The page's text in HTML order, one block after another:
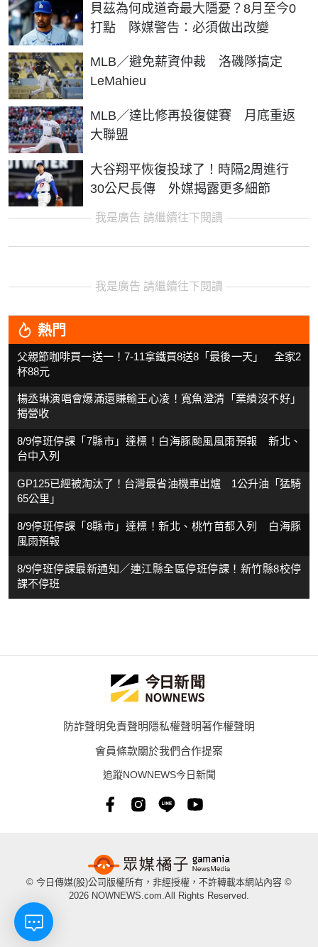
貝茲為何成道奇最大隱憂？8月至今0
打點 隊媒警告：必須做出改變
MLB／避免薪資仲裁 洛磯隊搞定
LeMahieu
MLB／達比修再投復健賽 月底重返
大聯盟
大谷翔平恢復投球了！時隔2周進行
30公尺長傳 外媒揭露更多細節
我是廣告 請繼續往下閱讀
我是廣告 請繼續往下閱讀
熱門
父親節咖啡買一送一！7-11拿鐵買8送8「最後一天」 全家2
杯88元
楊丞琳演唱會爆滿還賺輸王心凌！寬魚澄清「業績沒不好」
揭營收
8/9停班停課「7縣市」達標！白海豚颱風風雨預報 新北、
台中入列
GP125已經被淘汰了！台灣最省油機車出爐 1公升油「猛騎
65公里」
8/9停班停課「8縣市」達標！新北、桃竹苗都入列 白海豚
風雨預報
8/9停班停課最新通知／連江縣全區停班停課！新竹縣8校停
課不停班
防詐聲明免責聲明隱私權聲明著作權聲明
會員條款關於我們合作提案
追蹤NOWNEWS今日新聞
© 今日傳媒(股)公司版權所有，非經授權，不許轉載本網站內容 ©
2026 NOWNEWS.com.All Rights Reserved.